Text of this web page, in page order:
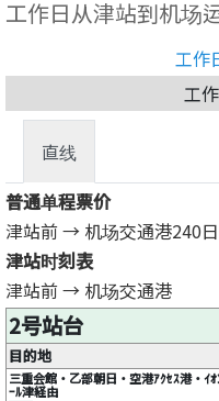
工作日从津站到机场
工作
工
直线
普通单程票价
津站前 → 机场交通港240
津站时刻表
津站前 → 机场交通港
2号站台
目的地
三重会館・乙部朝日・空港ｱｸｾｽ港・ｲ
ｰﾙ津経由